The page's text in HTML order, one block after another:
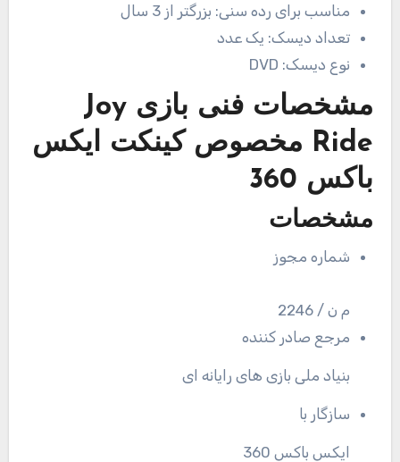
مناسب برای رده سنی: بزرگتر از 3 سال
تعداد دیسک: یک عدد
نوع دیسک: DVD
مشخصات فنی
بازی Joy
Ride مخصوص کینکت ایکس
باکس 360
مشخصات
شماره مجوز
م ن / 2246
مرجع صادر کننده
بنیاد ملی بازی های رایانه ای
سازگار با
ایکس باکس 360